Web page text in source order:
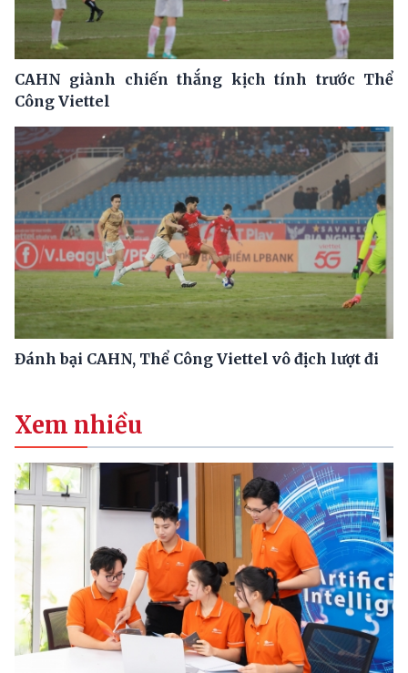
CAHN giành chiến thắng kịch tính trước Thể
Công Viettel
Đánh bại CAHN, Thể Công Viettel vô địch lượt đi
Xem nhiều